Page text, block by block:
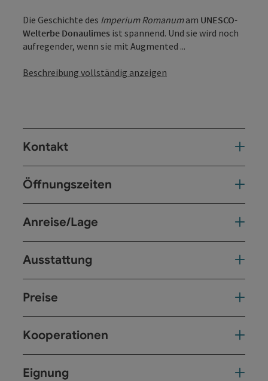
Die Geschichte des Imperium Romanumam UNESCO-
Welterbe Donaulimes ist spannend. Und sie wird noch
aufregender, wenn sie mit Augmented ...
Beschreibung vollständig anzeigen
Kontakt
Öffnungszeiten
Anreise/Lage
Ausstattung
Preise
Kooperationen
Eignung